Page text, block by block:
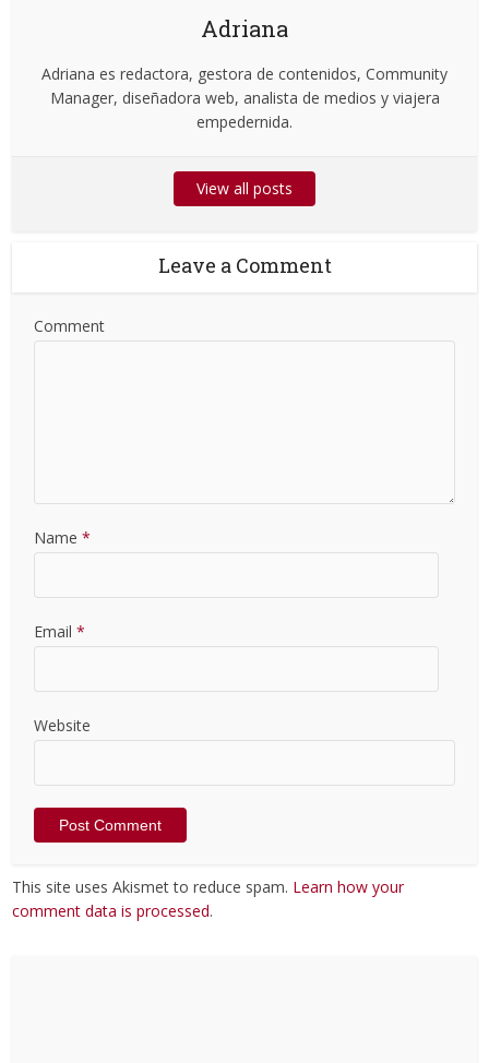
Adriana
Adriana es redactora, gestora de contenidos, Community
Manager, diseñadora web, analista de medios y viajera
empedernida.
View all posts
Leave a Comment
Comment
Name *
Email *
Website
This site uses Akismet to reduce spam. Learn how your
comment data is processed.